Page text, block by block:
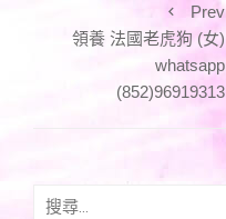
Prev
領養 法國老虎狗 (女)
whatsapp
(852)96919313
搜